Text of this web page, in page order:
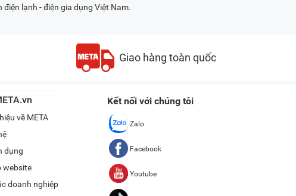
lạnh - điện gia dụng Việt Nam.
Giao hàng toàn quốc
Kết nối với chúng tôi
Zalo
Facebook
Youtube
về META
dụng
website
doanh nghiệp